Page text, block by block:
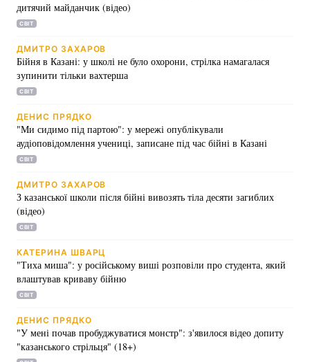
дитячий майданчик (відео)
СВІТ
ДМИТРО ЗАХАРОВ
Бійня в Казані: у школі не було охорони, стрілка намагалася
зупинити тільки вахтерша
СВІТ
ДЕНИС ПРЯДКО
"Ми сидимо під партою": у мережі опублікували
аудіоповідомлення учениці, записане під час бійні в Казані
СВІТ
ДМИТРО ЗАХАРОВ
З казанської школи після бійні вивозять тіла десяти загиблих
(відео)
СВІТ
КАТЕРИНА ШВАРЦ
"Тиха миша": у російському виші розповіли про студента, який
влаштував криваву бійню
СВІТ
ДЕНИС ПРЯДКО
"У мені почав пробуджуватися монстр": з'явилося відео допиту
"казанського стрільця" (18+)